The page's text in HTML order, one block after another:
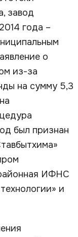
завод
года –
о
из-за
на сумму 5,3
был признан
ИФНС
и